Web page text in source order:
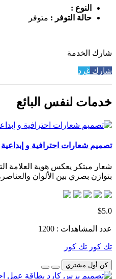
النوع :
حالة التوفر : متوفر
شارك الخدمة
شارك غرد
خدمات لنفس البائع
تصميم شعارات احترافية و إبداعية
شعار مبتكر يعكس هوية العلامة
بتوازن بصري بين الألوان
$5.0
عدد المشاهدات : 1200
تك كور تك كور
كن أول مشتري